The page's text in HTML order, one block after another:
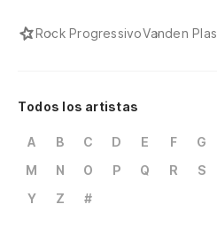
Rock ProgressivoVanden Plas
Todos los artistas
A B C D E F G
M
N O P Q R S
Y
Z #